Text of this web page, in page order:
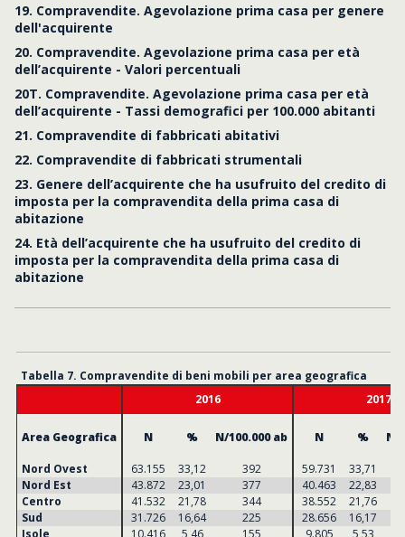
19. Compravendite. Agevolazione prima casa per genere
dell'acquirente
20. Compravendite. Agevolazione prima casa per età
dell’acquirente - Valori percentuali
20T. Compravendite. Agevolazione prima casa per età
dell’acquirente - Tassi demografici per 100.000 abitanti
21. Compravendite di fabbricati abitativi
22. Compravendite di fabbricati strumentali
23. Genere dell’acquirente che ha usufruito del credito di
imposta per la compravendita della prima casa di
abitazione
24. Età dell’acquirente che ha usufruito del credito di
imposta per la compravendita della prima casa di
abitazione
Tabella 7. Compravendite di beni mobili per area geografica
2016
2017
Area Geografica N % N/100.000 ab N % N/
Nord Ovest 63.155 33,12 392 59.731
33,71
Nord Est
43.872 23,01 377 40.463
22,83
Centro
41.532 21,78 344 38.552
21,76
Sud
31.726 16,64 225 28.656
16,17
Isole
10.416 5,46 155 9.805 5,53